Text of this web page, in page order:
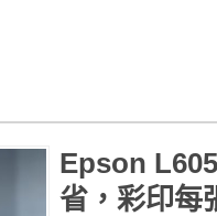
Epson
省，彩印每